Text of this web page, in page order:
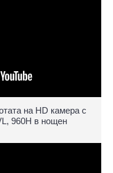
на HD камера с
960H в нощен